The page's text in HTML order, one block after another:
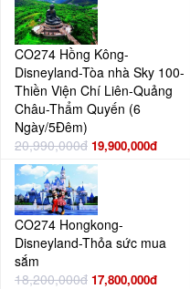
CO274 Hồng Kông-
Disneyland-Tòa nhà Sky 100-
Thiền Viện Chí Liên-Quảng
Châu-Thẩm Quyến (6
Ngày/5Đêm)
20,990,000đ 19,900,000đ
CO274 Hongkong-
Disneyland-Thỏa sức mua
sắm
18,200,000đ 17,800,000đ